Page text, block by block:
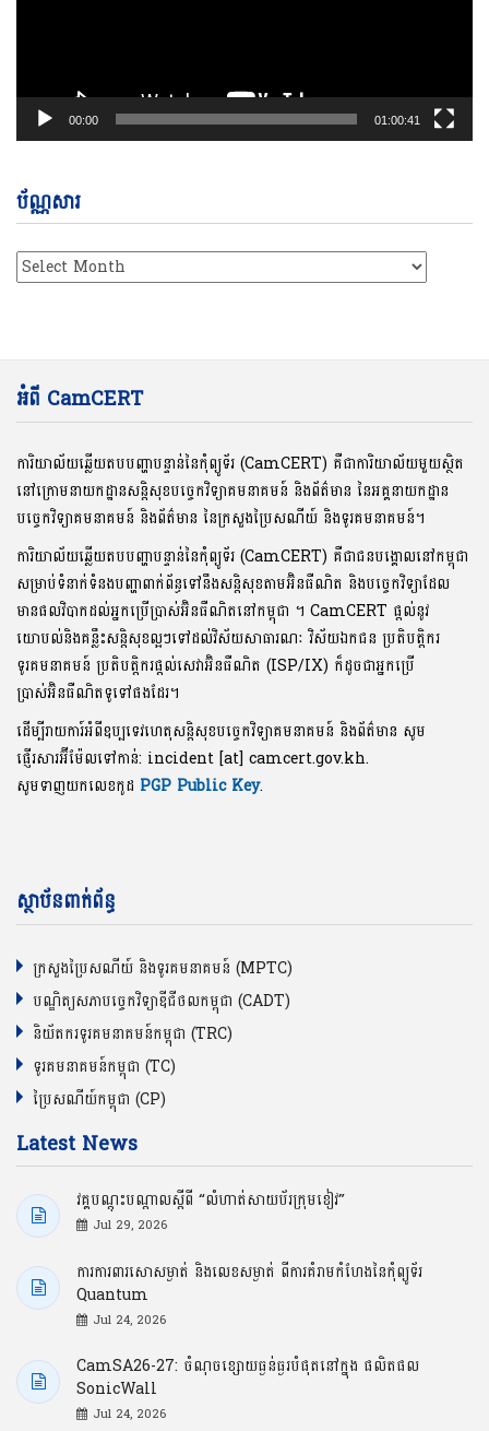
00:00 01:00:41
ប័ណ្ណសារ
ប័ណ្ណសារ
អំពី CamCERT
ការិយាល័យឆ្លើយតបបញ្ហាបន្ទាន់នៃកុំព្យូទ័រ (CamCERT) គឺជាការិយាល័យមួយស្ថិត
នៅក្រោមនាយកដ្ឋានសន្តិសុខបច្ចេកវិទ្យាគមនាគមន៍ និងព័ត៌មាន នៃអគ្គនាយកដ្ឋាន
បច្ចេកវិទ្យាគមនាគមន៍ និងព័ត៌មាន នៃក្រសួងប្រៃសណីយ៍ និងទូរគមនាគមន៍។
ការិយាល័យឆ្លើយតបបញ្ហាបន្ទាន់នៃកុំព្យូទ័រ (CamCERT) គឺជាជនបង្គោលនៅកម្ពុជា
សម្រាប់ទំនាក់ទំនងបញ្ហាពាក់ព័ន្ធទៅនឹងសន្តិសុខតាមអ៊ិនធឺណិត និងបច្ចេកវិទ្យាដែល
មានផលវិបាកដល់អ្នកប្រើប្រាស់អ៊ិនធឺណិតនៅកម្ពុជា ។ CamCERT ផ្តល់នូវ
យោបល់និងគន្លឹះសន្តិសុខល្អៗទៅដល់វិស័យសាធារណៈ វិស័យឯកជន ប្រតិបត្តិករ
ទូរគមនាគមន៍ ប្រតិបត្តិករផ្តល់សេវាអ៊ិនធឺណិត (ISP/IX) ក៏ដូចជាអ្នកប្រើ
ប្រាស់អ៊ិនធឺណិតទូទៅផងដែរ។
ដើម្បីរាយការ៍អំពីឧប្បទេវហេតុសន្តិសុខបច្ចេកវិទ្យាគមនាគមន៍ និងព័ត៌មាន សូម
ផ្ញើរសារអ៊ីម៉ែលទៅកាន់: incident [at] camcert.gov.kh.
សូមទាញយកលេខកូដ PGP Public Key.
ស្ថាប័នពាក់ព័ន្ធ
ក្រសួងប្រៃសណីយ៍ និងទូរគមនាគមន៍ (MPTC)
បណ្ឌិត្យសភាបច្ចេកវិទ្យាឌីជីថលកម្ពុជា (CADT)
និយ័តករទូរគមនាគមន៍កម្ពុជា (TRC)
ទូរគមនាគមន៍កម្ពុជា (TC)
ប្រៃសណីយ៍កម្ពុជា (CP)
Latest News
វគ្គបណ្ដុះបណ្ដាលស្ដីពី “លំហាត់សាយប័រក្រុមខៀវ”
Jul 29, 2026
ការការពារសោសម្ងាត់ និងលេខសម្ងាត់ ពីការគំរាមកំហែងនៃកុំព្យូទ័រ
Quantum
Jul 24, 2026
CamSA26-27: ចំណុចខ្សោយធ្ងន់ធ្ងរបំផុតនៅក្នុង ផលិតផល
SonicWall
Jul 24, 2026